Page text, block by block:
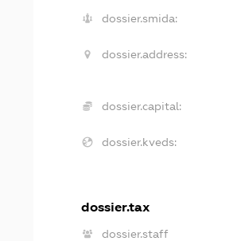
dossier.smida:
dossier.address:
dossier.capital:
dossier.kveds:
dossier.tax
dossier.staff